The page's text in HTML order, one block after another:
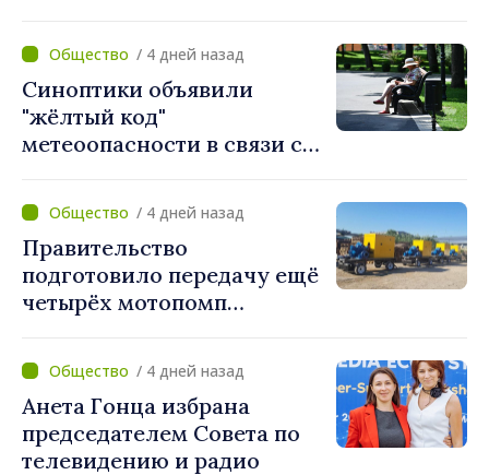
/ 4 дней назад
Синоптики объявили
"жёлтый код"
метеоопасности в связи с
поднимется до 36°C
/ 4 дней назад
Правительство
подготовило передачу ещё
четырёх мотопомп
предприятию «Apă Canal»
/ 4 дней назад
Анета Гонца избрана
председателем Совета по
телевидению и радио